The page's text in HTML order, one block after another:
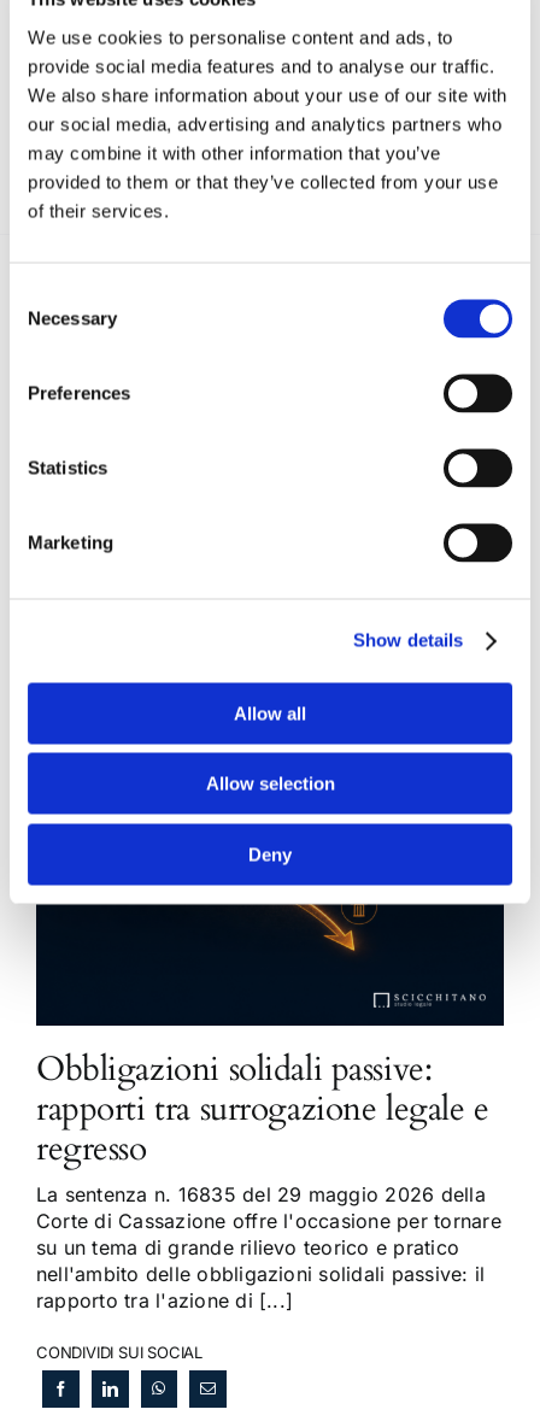
We use cookies to personalise content and ads, to
provide social media features and to analyse our traffic.
We also share information about your use of our site with
our social media, advertising and analytics partners who
may combine it with other information that you’ve
provided to them or that they’ve collected from your use
of their services.
Selection
Necessary
Preferences
Statistics
Marketing
Show details
Allow all
Allow selection
Deny
Recent posts
24 Luglio 2026
Obbligazioni solidali passive:
rapporti tra surrogazione legale e
regresso
La sentenza n. 16835 del 29 maggio 2026 della
Corte di Cassazione offre l'occasione per tornare
su un tema di grande rilievo teorico e pratico
nell'ambito delle obbligazioni solidali passive: il
rapporto tra l'azione di [...]
CONDIVIDI SUI SOCIAL